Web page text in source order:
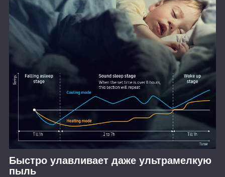
Быстро улавливает даже ультрамелкую
пыль